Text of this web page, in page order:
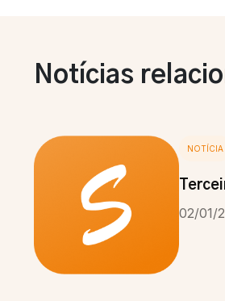
Notícias
NOTÍCIA
02/01/